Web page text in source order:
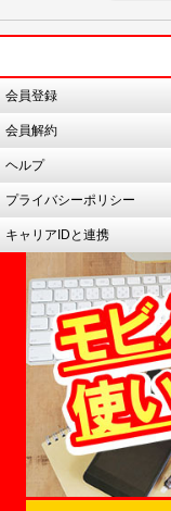
会員登録
会員解約
ヘルプ
プライバシーポリシー
キャリアIDと連携